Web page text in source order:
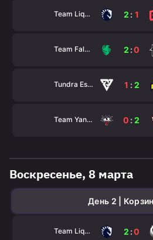
Team Liquid 2 : 1
Team Falcons 2 :0
Tundra Esports 1 :2
Team Yandex 0 :2
Воскресенье, 8 марта
День 2 |
Team Liquid 2 :0